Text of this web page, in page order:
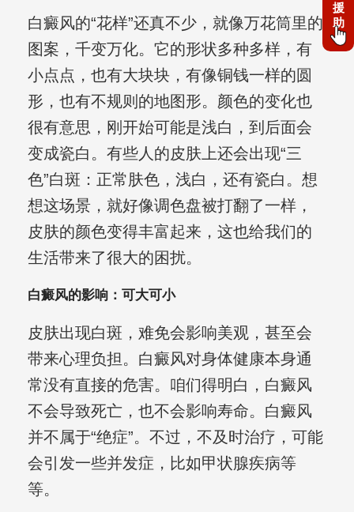
白癜风的“花样”还真不少，就像万花筒里的
图案，千变万化。它的形状多种多样，有
小点点，也有大块块，有像铜钱一样的圆
形，也有不规则的地图形。颜色的变化也
很有意思，刚开始可能是浅白，到后面会
变成瓷白。有些人的皮肤上还会出现“三
色”白斑：正常肤色，浅白，还有瓷白。想
想这场景，就好像调色盘被打翻了一样，
皮肤的颜色变得丰富起来，这也给我们的
生活带来了很大的困扰。
白癜风的影响：可大可小
皮肤出现白斑，难免会影响美观，甚至会
带来心理负担。白癜风对身体健康本身通
常没有直接的危害。咱们得明白，白癜风
不会导致死亡，也不会影响寿命。白癜风
并不属于“绝症”。不过，不及时治疗，可能
会引发一些并发症，比如甲状腺疾病等
等。
援
助